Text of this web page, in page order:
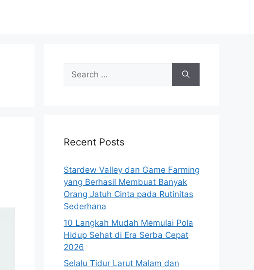
Search
for:
Recent Posts
Stardew Valley dan Game Farming
yang Berhasil Membuat Banyak
Orang Jatuh Cinta pada Rutinitas
Sederhana
10 Langkah Mudah Memulai Pola
Hidup Sehat di Era Serba Cepat
2026
Selalu Tidur Larut Malam dan